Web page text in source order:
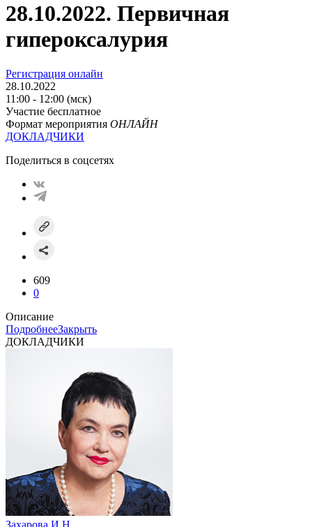
28.10.2022. Первичная
гипероксалурия
Регистрация онлайн
28.10.2022
11:00 - 12:00 (мск)
Участие бесплатное
Формат мероприятия ОНЛАЙН
ДОКЛАДЧИКИ
Поделиться в соцсетях
609
0
Описание
ПодробнееЗакрыть
ДОКЛАДЧИКИ
Захарова И.Н.